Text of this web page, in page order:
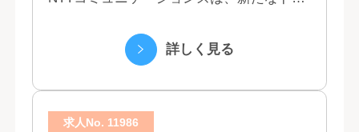
たちは、クラウド、ネットワーク、セキュ
リティといっ...
詳しく見る
求人No. 11986